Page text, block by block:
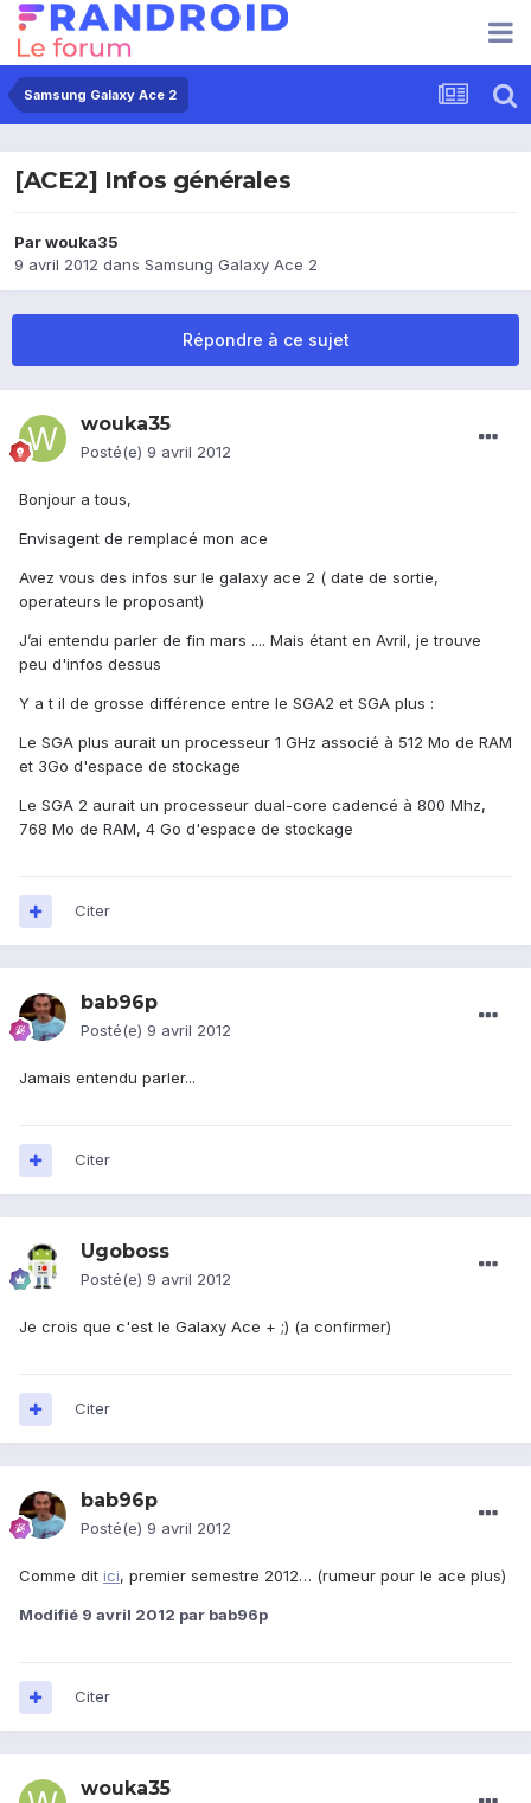
Samsung Galaxy Ace 2
[ACE2] Infos générales
Parwouka35
9 avril 2012 dans Samsung Galaxy Ace 2
Répondre à ce sujet
wouka35
Posté(e) 9 avril 2012
Bonjour a tous,
Envisagent de remplacé mon ace
Avez vous des infos sur le galaxy ace 2 ( date de sortie,
operateurs le proposant)
J’ai entendu parler de fin mars .... Mais étant en Avril, je trouve
peu d'infos dessus
Y a t il de grosse différence entre le SGA2 et SGA plus :
Le SGA plus aurait un processeur 1 GHz associé à 512 Mo de RAM
et 3Go d'espace de stockage
Le SGA 2 aurait un processeur dual-core cadencé à 800 Mhz,
768 Mo de RAM, 4 Go d'espace de stockage
Citer
bab96p
Posté(e) 9 avril 2012
Jamais entendu parler...
Citer
Ugoboss
Posté(e) 9 avril 2012
Je crois que c'est le Galaxy Ace + ;) (a confirmer)
Citer
bab96p
Posté(e) 9 avril 2012
Comme dit ici, premier semestre 2012… (rumeur pour le ace plus)
Modifié 9 avril 2012 par bab96p
Citer
wouka35